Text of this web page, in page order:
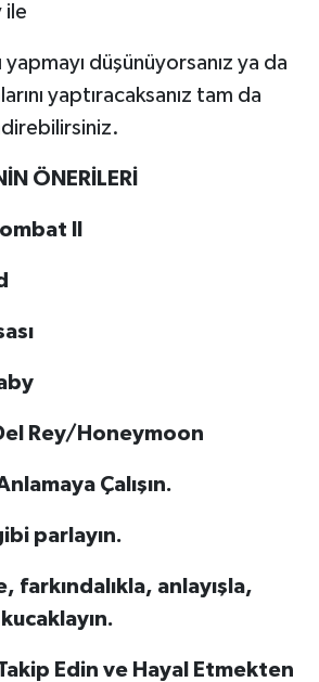
ile
yapmayı düşünüyorsanız ya da
yaptıracaksanız tam da
ÖNERİLERİ
II
Rey/Honeymoon
Çalışın.
parlayın.
farkındalıkla, anlayışla,
Edin ve Hayal Etmekten